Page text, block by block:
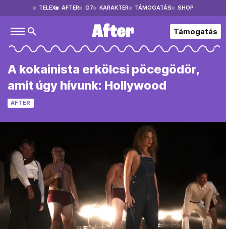
TELEX AFTER G7 KARAKTER TÁMOGATÁS SHOP
Támogatás
A kokainista erkölcsi pöcegödör,
amit úgy hívunk: Hollywood
AFTER